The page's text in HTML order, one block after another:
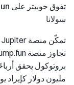
سولانا